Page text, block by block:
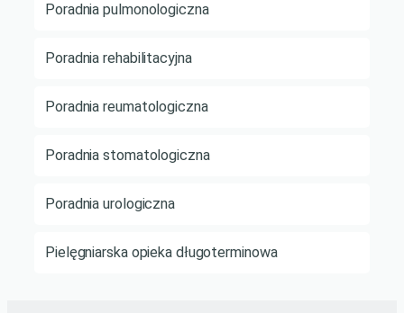
Poradnia pulmonologiczna
Poradnia rehabilitacyjna
Poradnia reumatologiczna
Poradnia stomatologiczna
Poradnia urologiczna
Pielęgniarska opieka długoterminowa